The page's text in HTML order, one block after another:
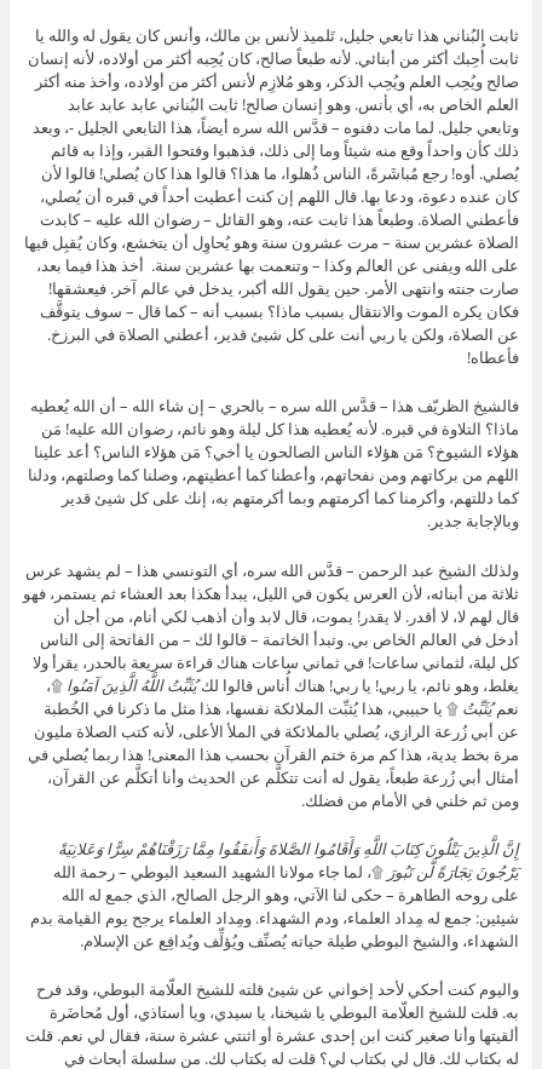
ثابت البُناني هذا تابعي جليل، تَلميذ لأنس بن مالك، وأنس كان يقول له والله يا
ثابت أُحِبك أكثر من أبنائي. لأنه طبعاً صالح، كان يُحِبه أكثر من أولاده، لأنه إنسان
صالح ويُحِب العلم ويُحِب الذكر، وهو مُلازِم لأنس أكثر من أولاده، وأخذ منه أكثر
العلم الخاص به، أي بأنس. وهو إنسان صالح! ثابت البُناني عابد عابد عابد
وتابعي جليل. لما مات دفنوه – قدَّس الله سره أيضاً، هذا التابعي الجليل -، وبعد
ذلك كأن واحداً وقع منه شيئاً وما إلى ذلك، فذهبوا وفتحوا القبر، وإذا به قائم
يُصلي. أوه! رجع مُباشَرةً، الناس ذُهلوا، ما هذا؟ قالوا هذا كان يُصلي! قالوا لأن
كان عنده دعوة، ودعا بها. قال اللهم إن كنت أعطيت أحداً في قبره أن يُصلي،
فأعطني الصلاة. وطبعاً هذا ثابت عنه، وهو القائل – رضوان الله عليه – كابدت
الصلاة عشرين سنة – مرت عشرون سنة وهو يُحاوِل أن يتخشع، وكان يُقبِل فيها
على الله ويفنى عن العالم وكذا – وتنعمت بها عشرين سنة. أخذ هذا فيما بعد،
صارت جنته وانتهى الأمر. حين يقول الله أكبر، يدخل في عالم آخر. فيعشقها!
فكان يكره الموت والانتقال بسبب ماذا؟ بسبب أنه – كما قال – سوف يتوقَّف
عن الصلاة، ولكن يا ربي أنت على كل شيئ قدير، أعطني الصلاة في البرزخ.
فأعطاه!
فالشيخ الظريّف هذا – قدَّس الله سره – بالحري – إن شاء الله – أن الله يُعطيه
ماذا؟ التلاوة في قبره. لأنه يُعطيه هذا كل ليلة وهو نائم، رضوان الله عليه! مَن
هؤلاء الشيوخ؟ مَن هؤلاء الناس الصالحون يا أخي؟ مَن هؤلاء الناس؟ أعد علينا
اللهم من بركاتهم ومن نفحاتهم، وأعطنا كما أعطيتهم، وصلنا كما وصلتهم، ودلنا
كما دللتهم، وأكرمنا كما أكرمتهم وبما أكرمتهم به، إنك على كل شيئ قدير
وبالإجابة جدير.
ولذلك الشيخ عبد الرحمن – قدَّس الله سره، أي التونسي هذا – لم يشهد عرس
ثلاثة من أبنائه، لأن العرس يكون في الليل، يبدأ هكذا بعد العشاء ثم يستمر، فهو
قال لهم لا، لا أقدر. لا يقدر! يموت، قال لابد وأن أذهب لكي أنام، من أجل أن
أدخل في العالم الخاص بي. وتبدأ الخاتمة – قالوا لك – من الفاتحة إلى الناس
كل ليلة، لثماني ساعات! في ثماني ساعات هناك قراءة سريعة بالحدر، يقرأ ولا
يغلط، وهو نائم، يا ربي! يا ربي! هناك أُناس قالوا لكيُثَبِّتُ اللَّهُ الَّذِينَ آمَنُوا ۩،
نعميُثَبِّتُ ۩ يا حبيبي، هذا يُثبِّت الملائكة نفسها، هذا مثل ما ذكرنا في الخُطبة
عن أبي زُرعة الرازي، يُصلي بالملائكة في الملأ الأعلى، لأنه كتب الصلاة مليون
مرة بخط يدية، هذا كم مرة ختم القرآن بحسب هذا المعنى! هذا ربما يُصلي في
أمثال أبي زُرعة طبعاً، يقول له أنت تتكلَّم عن الحديث وأنا أتكلَّم عن القرآن،
ومن ثم خلني في الأمام من فضلك.
إِنَّ الَّذِينَ يَتْلُونَ كِتَابَ اللَّهِ وَأَقَامُوا الصَّلاةَ وَأَنفَقُوا مِمَّا رَزَقْنَاهُمْ سِرًّا وَعَلانِيَةً
يَرْجُونَ تِجَارَةً لَّن تَبُورَ ۩، لما جاء مولانا الشهيد السعيد البوطي – رحمة الله
على روحه الطاهرة – حكى لنا الآتي، وهو الرجل الصالح، الذي جمع له الله
شيئين: جمع له مِداد العلماء، ودم الشهداء. ومِداد العلماء يرجح يوم القيامة بدم
الشهداء، والشيخ البوطي طيلة حياته يُصنِّف ويُؤلِّف ويُدافِع عن الإسلام.
واليوم كنت أحكي لأحد إخواني عن شيئ قلته للشيخ العلّامة البوطي، وقد فرح
به. قلت للشيخ العلّامة البوطي يا شيخنا، يا سيدي، ويا أستاذي، أول مُحاضَرة
ألقيتها وأنا صغير كنت ابن إحدى عشرة أو اثنتي عشرة سنة، فقال لي نعم. قلت
له بكتاب لك. قال لي بكتاب لي؟ قلت له بكتاب لك. من سلسلة أبحاث في